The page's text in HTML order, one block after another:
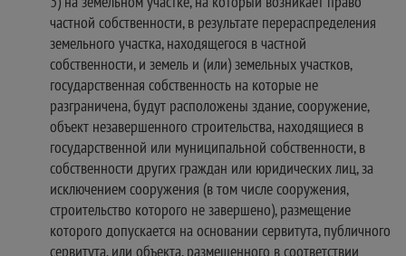
частной собственности, в результате перераспределения
земельного участка, находящегося в частной
собственности, и земель и (или) земельных участков,
государственная собственность на которые не
разграничена, будут расположены здание, сооружение,
объект незавершенного строительства, находящиеся в
государственной или муниципальной собственности, в
собственности других граждан или юридических лиц, за
исключением сооружения (в том числе сооружения,
строительство которого не завершено), размещение
которого допускается на основании сервитута, публичного
сервитута, или объекта, размещенного в соответствии